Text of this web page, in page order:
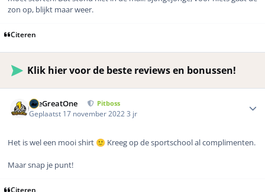
zon op, blijkt maar weer.
Citeren
Klik hier voor de beste reviews en bonussen!
TheGreatOne Pitboss
Geplaatst 17 november 2022 3 jr
Het is wel een mooi shirt 🙂 Kreeg op de sportschool al complimenten.
Maar snap je punt!
Citeren